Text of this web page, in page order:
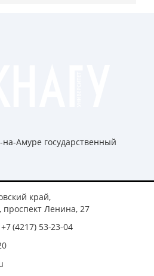
Амуре государственный
край,
проспект Ленина, 27